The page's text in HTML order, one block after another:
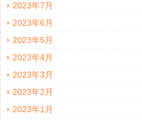
2023年7月
2023年6月
2023年5月
2023年4月
2023年3月
2023年2月
2023年1月